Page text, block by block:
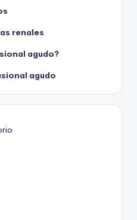
renales
agudo?
agudo